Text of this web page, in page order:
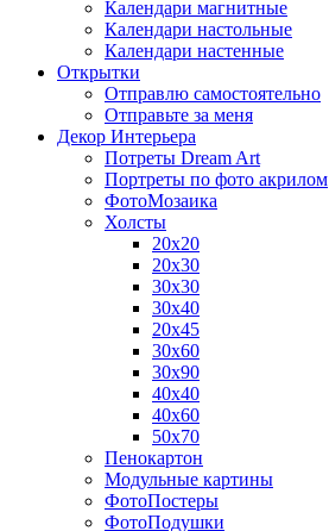
Календари магнитные
Календари настольные
Календари настенные
Открытки
Отправлю самостоятельно
Отправьте за меня
Декор Интерьера
Потреты Dream Art
Портреты по фото акрилом
ФотоМозаика
Холсты
20х20
20х30
30х30
30х40
20х45
30х60
30х90
40х40
40х60
50х70
Пенокартон
Модульные картины
ФотоПостеры
ФотоПодушки